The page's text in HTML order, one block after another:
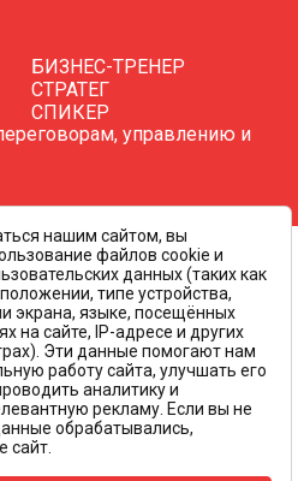
БИЗНЕС-ТРЕНЕР
СТРАТЕГ
СПИКЕР
управлению и
Копирование контента
и персональных
и
сайта
нашим сайтом, вы
файлов cookie и
данных (таких как
типе устройства,
экрана, языке, посещённых
на сайте, IP-адресе и других
Эти данные помогают нам
работу сайта, улучшать его
аналитику и
рекламу. Если вы не
обрабатывались,
сайт.